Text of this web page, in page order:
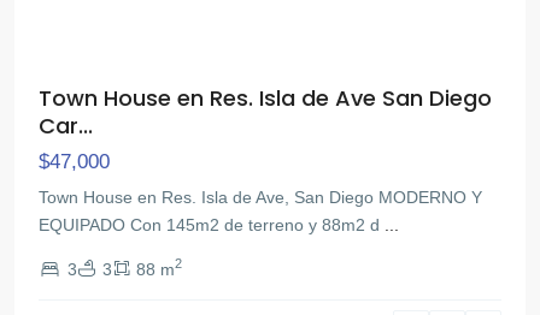
Town House en Res. Isla de Ave San Diego
Car...
$47,000
Town House en Res. Isla de Ave, San Diego MODERNO Y
EQUIPADO Con 145m2 de terreno y 88m2 d
3 3 88 m2
Pueblo
San